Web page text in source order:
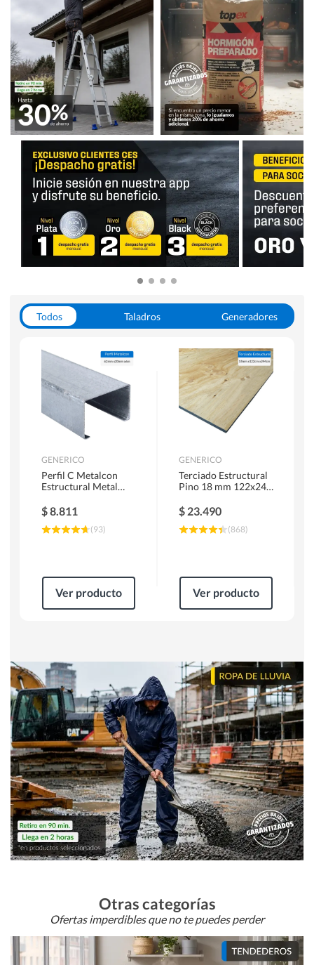
Todos Taladros
Generadores
Herramientas Manuales
Sierras Circulares
GENERICO
Perfil C Metalcon
Estructural Metal
$8.811
(93)
Ver producto
GENERICO
Terciado Estructural
Pino 18 mm 122x244
$ 23.490
(868)
Ver producto
Otras categorías
Ofertas imperdibles que no te puedes perder